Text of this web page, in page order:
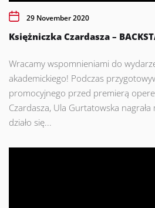
29 November 2020
Księżniczka Czardasza –
Wracamy wspomnieniami do
akademickiego! Podczas
promocyjnego przed premierą
Czardasza, Ula Gurtatowska
działo się...